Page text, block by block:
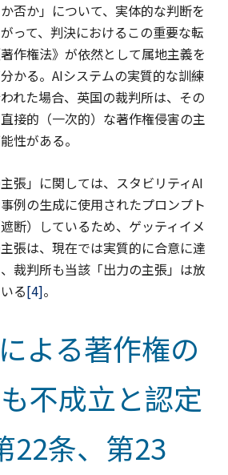
否か」について、実体的な判断を
って、判決におけるこの重要な転
作権法》が依然として属地主義を
かる。AIシステムの実質的な訓練
れた場合、英国の裁判所は、その
接的（一次的）な著作権侵害の主
性がある。
張」に関しては、スタビリティAI
例の生成に使用されたプロンプト
断）しているため、ゲッティイメ
張は、現在では実質的に合意に達
裁判所も当該「出力の主張」は放
る[4]。
よる著作権の
不成立と認定
22条、第23